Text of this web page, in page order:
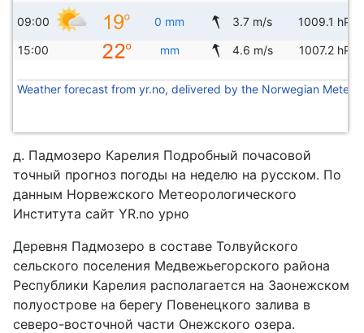
09:00 0 mm 3.7 m/s 1009.1 hPa
15:00 mm 4.6 m/s 1007.2 hPa
Weather forecast from yr.no, delivered by the Norwegian
д. Падмозеро Карелия Подробный почасовой
точный прогноз погоды на неделю на русском. По
данным Норвежского Метеорологического
Института сайт YR.no урно
Деревня Падмозеро в составе Толвуйского
сельского поселения Медвежьегорского района
Республики Карелия располагается на Заонежском
полуострове на берегу Повенецкого залива в
северо-восточной части Онежского озера.